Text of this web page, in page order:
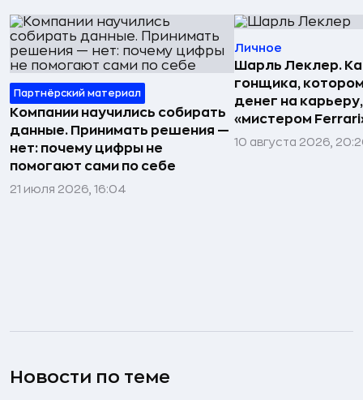
Партнёрский материал
Компании научились собирать
данные. Принимать решения —
нет: почему цифры не
помогают сами по себе
21 июля 2026, 16:04
Личное
Шарль Леклер.
гонщика,
денег на
«мистером
10 августа 2026,
Новости по теме